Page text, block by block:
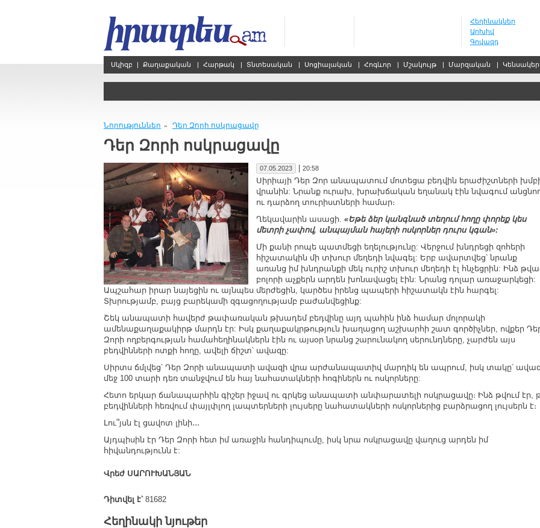
Հեղինակներ
Արխիվ
Գովազդ
Սկիզբ | Քաղաքական | Հարթակ | Տնտեսական | Սոցիալական | Հոգևոր | Մշակույթ | Մարզական |
Նորություններ » Դեր Զորի ոսկրացավը
Դեր Զորի ոսկրացավը
07.05.2023 20:58
Սիրիայի Դեր Զոր անապատում մոտեցա բեդվին երաժիշտների
վրանին: Նրանք ուրախ, խրախճական եղանակ էին նվագում
ու դարձող տուրիստների համար։
Ղեկավարին ասացի. «Եթե ձեր կանգնած տեղում հողը փորեք կես
մետրի չափով, անպայման հայերի ոսկորներ դուրս կգան»:
Մի քանի րոպե պատմեցի եղելությունը: Վերջում խնդրեցի զոհերի
հիշատակին մի տխուր մեղեդի նվագել: Երբ ավարտվեց՝ նրանք
առանց իմ խնդրանքի մեկ ուրիշ տխուր մեղեդի էլ հնչեցրին: Ինձ
բոլորի աչքերն արդեն խոնավացել էին: Նրանց դոլար առաջարկեցի:
Ապշահար իրար նայեցին ու այնպես մերժեցին, կարծես իրենց պապերի հիշատակն էին հարգել:
Տխրությամբ, բայց բարեկամի զգացողությամբ բաժանվեցինք:
Շեկ անապատի հավերժ թափառական թխադեմ բեդվինը այդ պահին ինձ համար մոլորակի
ամենաքաղաքակիրթ մարդն էր: Իսկ քաղաքակրթություն խաղացող աշխարհի շատ գործիչներ, ովքեր
Զորի ողբերգության համահեղինակներն էին ու այսօր նրանց շարունակող սերունդները, չարժեն այս
բեդվինների ոտքի հողը, ավելի ճիշտ՝ ավազը:
Սիրտս ճմլվեց՝ Դեր Զորի անապատի ավազի վրա արժանապատիվ մարդիկ են ապրում, իսկ տակը՝
մեջ 100 տարի դեռ տանջվում են հայ նահատակների հոգիներն ու ոսկորները:
Հետո երկար ճանապարհին գիշեր իջավ ու գրկեց անապատի անփարատելի ոսկրացավը։ Ինձ թվում էր,
բեդվինների հեռվում փայլփլող լապտերների լույսերը նահատակների ոսկորներից բարձրացող լույսերն է։
Լու՞յսն էլ ցավոտ լինի․․․
Այդպիսին էր Դեր Զորի հետ իմ առաջին հանդիպումը, իսկ նրա ոսկրացավը վաղուց արդեն իմ
հիվանդությունն է:
Վրեժ ՍԱՐՈՒԽԱՆՅԱՆ
Դիտվել է՝81682
Հեղինակի նյութեր